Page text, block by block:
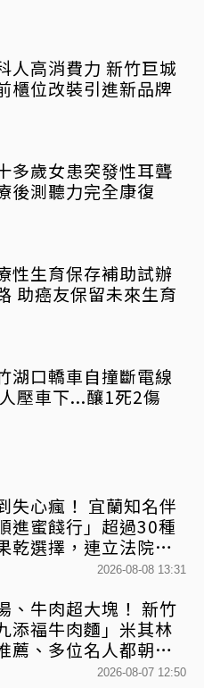
人高消費力 新竹巨城
櫃位改裝引進新品牌
多歲女患突發性耳聾
後測聽力完全康復
性生育保存補助試辦
助癌友保留未來生育
湖口轎車自撞斷電線
壓車下...釀1死2傷
失心瘋！ 宜蘭知名伴
進蜜餞行」超過30種
乾選擇，連立法院都
2026-08-08 13:31
、牛肉超大塊！ 新竹
添福牛肉麵」米其林
薦、多位名人都朝聖
2026-08-07 12:50